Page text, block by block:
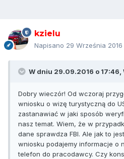
kzielu
Napisano 29 Września 2016
W dniu 29.09.2016 o 17:46,
Dobry wieczór! Od wczoraj
wniosku o wizę turystyczną do
zastanawiać w jaki sposób
nasz temat. Wiem, że w
dane sprawdza FBI. Ale jak to
wniosku podajemy informacje o
telefon do pracodawcy. Czy